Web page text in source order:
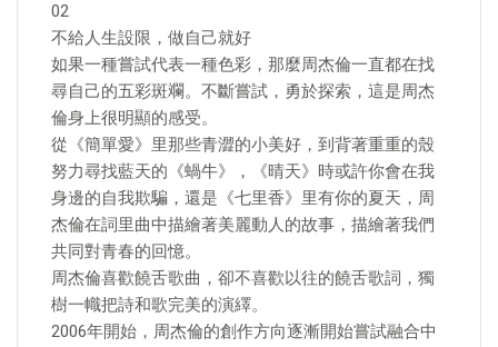
02
不給人生設限，做自己就好
如果一種嘗試代表一種色彩，那麼周杰倫一直都在找
尋自己的五彩斑斕。不斷嘗試，勇於探索，這是周杰
倫身上很明顯的感受。
從《簡單愛》里那些青澀的小美好，到背著重重的殼
努力尋找藍天的《蝸牛》，《晴天》時或許你會在我
身邊的自我欺騙，還是《七里香》里有你的夏天，周
杰倫在詞里曲中描繪著美麗動人的故事，描繪著我們
共同對青春的回憶。
周杰倫喜歡饒舌歌曲，卻不喜歡以往的饒舌歌詞，獨
樹一幟把詩和歌完美的演繹。
2006年開始，周杰倫的創作方向逐漸開始嘗試融合中